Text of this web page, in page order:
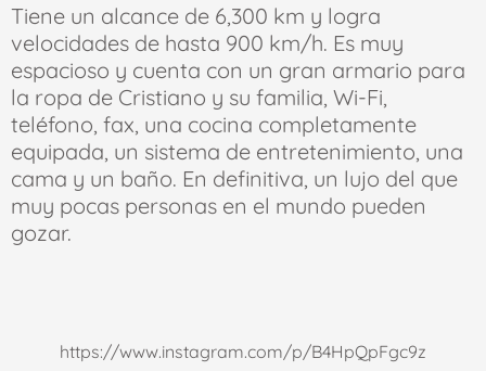
Tiene un alcance de 6,300 km y logra
velocidades de hasta 900 km/h. Es muy
espacioso y cuenta con un gran armario para
la ropa de Cristiano y su familia, Wi-Fi,
teléfono, fax, una cocina completamente
equipada, un sistema de entretenimiento, una
cama y un baño. En definitiva, un lujo del que
muy pocas personas en el mundo pueden
gozar.
https://www.instagram.com/p/B4HpQpFgc9z